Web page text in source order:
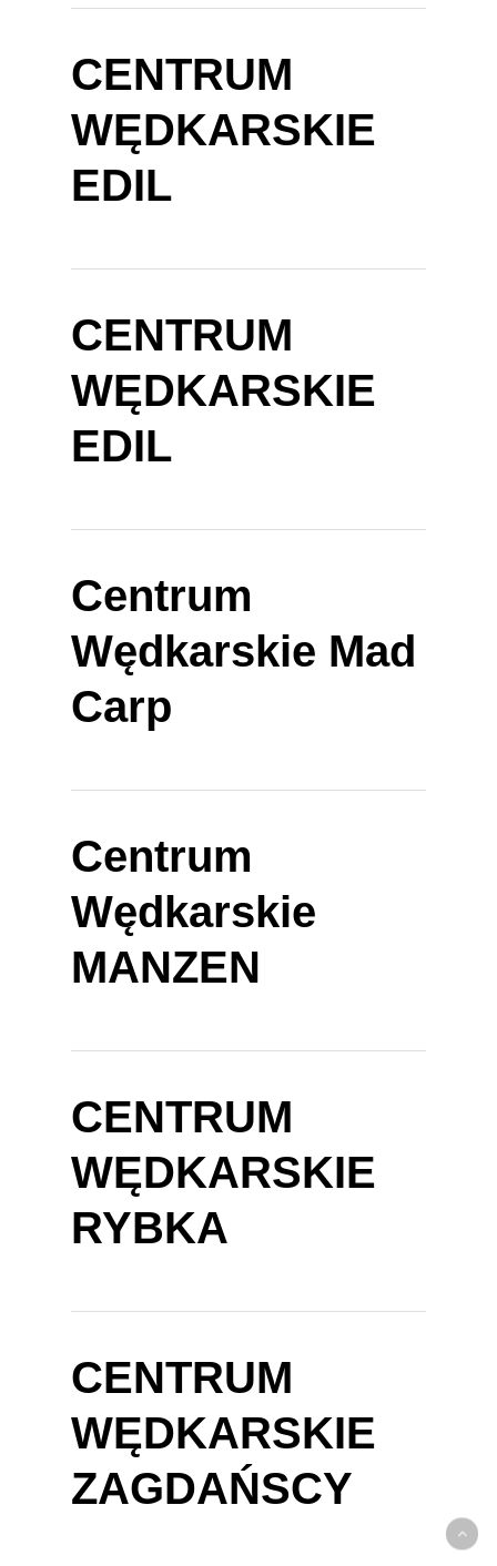
CENTRUM
WĘDKARSKIE
EDIL
CENTRUM
WĘDKARSKIE
EDIL
Centrum
Wędkarskie Mad
Carp
Centrum
Wędkarskie
MANZEN
CENTRUM
WĘDKARSKIE
RYBKA
CENTRUM
WĘDKARSKIE
ZAGDAŃSCY